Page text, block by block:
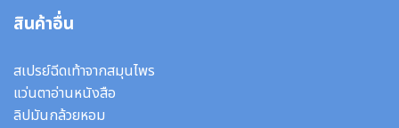
สินค้าอื่น
สเปรย์ฉีดเท้าจากสมุนไพร
แว่นตาอ่านหนังสือ
ลิปมันกล้วยหอม